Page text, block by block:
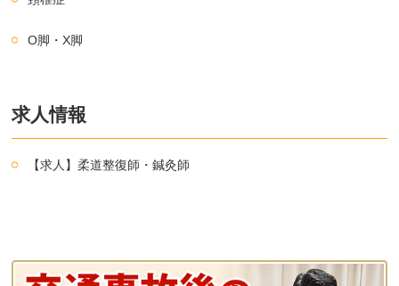
O脚・X脚
求人情報
【求人】柔道整復師・鍼灸師